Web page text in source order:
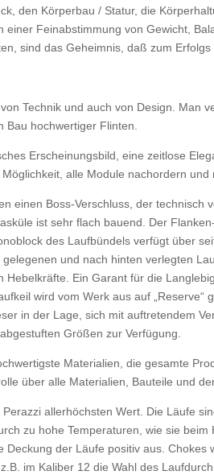
den Körperbau / Statur, die
einer Feinabstimmung von Gewicht,
sind das Geheimnis, daß zum Erfolgs
Technik und auch von Design. Man
Bau hochwertiger Flinten.
Erscheinungsbild, eine zeitlose
alle Module nachordern
einen Boss-Verschluss, der
ist sehr flach bauend. Der
des Laufbündels verfügt über
und nach hinten verlegten
Hebelkräfte. Ein Garant für die
wird vom Werk aus auf
in der Lage, sich mit auftretendem
Größen zur Verfügung.
Materialien, die gesamte
über alle Materialien, Bauteile und
allerhöchsten Wert. Die Läufe
zu hohe Temperaturen, wie sie
Deckung der Läufe positiv aus.
im Kaliber 12 die Wahl des